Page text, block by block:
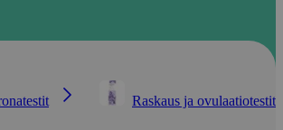
Raskaus ja ovulaatiotestit